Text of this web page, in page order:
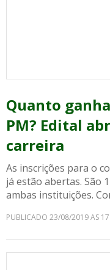
Quanto
PM? Edital
carreira
As inscrições para o
já estão abertas. São
ambas instituições.
PUBLICADO 23/08/2019 AS